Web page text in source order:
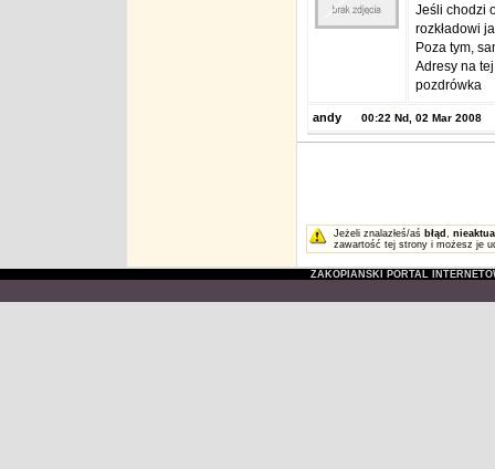
Jeśli chodzi
rozkładowi
Poza tym,
Adresy na
pozdrówka
andy 00:22 Nd, 02 Mar 2008
Jeżeli znalazłeś/aś błąd ,
zawartość tej strony i możesz je
ZAKOPIAŃSKI PORTAL